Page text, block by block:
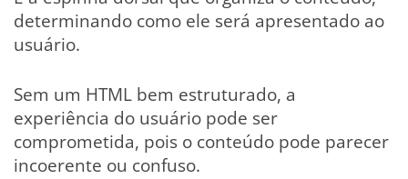
determinando como ele será apresentado ao
usuário.
Sem um HTML bem estruturado, a
experiência do usuário pode ser
comprometida, pois o conteúdo pode parecer
incoerente ou confuso.